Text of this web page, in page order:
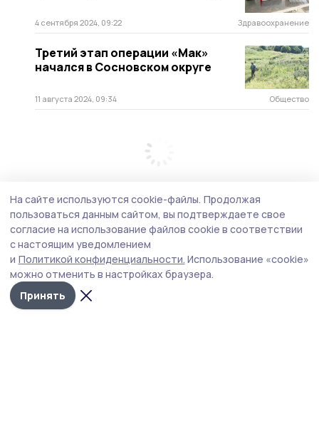
4 сентября 2024, 09:22 Здравоохранение
Третий этап операции «Мак»
начался в Сосновском округе
11 августа 2024, 09:34 Общество
На сайте используются cookie-файлы. Продолжая
пользоваться данным сайтом, вы подтверждаете свое
согласие на использование файлов cookie в соответствии
с настоящим уведомлением
и Политикой конфиденциальности. Использование «cookie»
можно отменить в настройках браузера.
Принять